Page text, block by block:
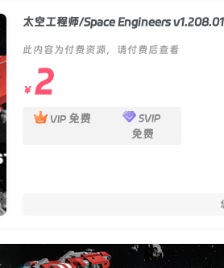
太空工程师/Space Engineers
此内容为付费资源，请付费后查看
￥ 2
VIP 免费 SVIP
免费